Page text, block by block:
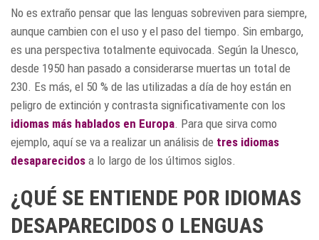
No es extraño pensar que las lenguas sobreviven para siempre,
aunque cambien con el uso y el paso del tiempo. Sin embargo,
es una perspectiva totalmente equivocada. Según la Unesco,
desde 1950 han pasado a considerarse muertas un total de
230. Es más, el 50 % de las utilizadas a día de hoy están en
peligro de extinción y contrasta significativamente con los
idiomas más hablados en Europa. Para que sirva como
ejemplo, aquí se va a realizar un análisis de tres idiomas
desaparecidos a lo largo de los últimos siglos.
¿QUÉ SE ENTIENDE POR IDIOMAS
DESAPARECIDOS O LENGUAS